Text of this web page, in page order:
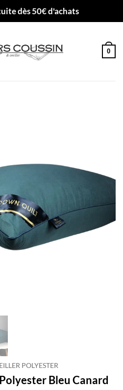
dès 50€ d'achats
0
POLYESTER
Bleu Canard